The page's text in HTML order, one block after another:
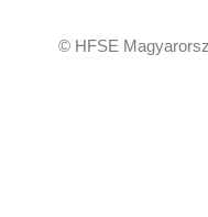
© HFSE